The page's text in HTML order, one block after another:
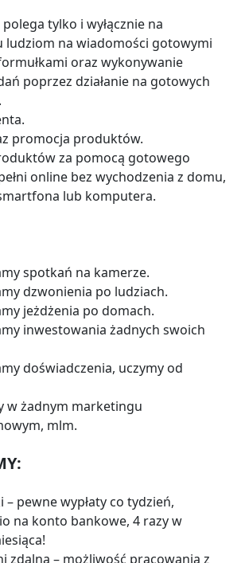
tylko i wyłącznie na
ludziom na wiadomości gotowymi
oraz wykonywanie
poprzez działanie na gotowych
promocja produktów.
za pomocą gotowego
online bez wychodzenia z domu,
lub komputera.
spotkań na kamerze.
dzwonienia po ludziach.
jeżdżenia po domach.
inwestowania żadnych swoich
doświadczenia, uczymy od
w żadnym marketingu
mlm.
pewne wypłaty co tydzień,
na konto bankowe, 4 razy w
zdalna – możliwość pracowania z